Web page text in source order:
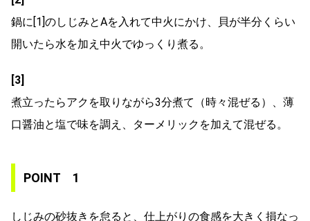
鍋に[1]のしじみとAを入れて中火にかけ、貝が半分くらい
開いたら水を加え中火でゆっくり煮る。
[3]
煮立ったらアクを取りながら3分煮て（時々混ぜる）、薄
口醤油と塩で味を調え、ターメリックを加えて混ぜる。
POINT 1
しじみの砂抜きを怠ると、仕上がりの食感を大きく損なっ